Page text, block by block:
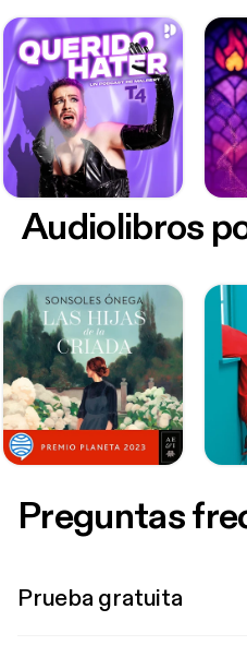
Audiolibros
Preguntas
Prueba gratuita